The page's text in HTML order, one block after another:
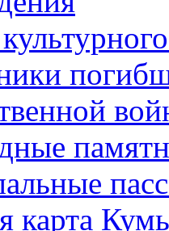
карта